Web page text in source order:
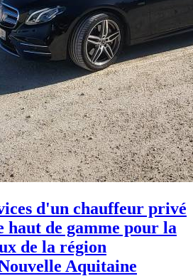
d'un chauffeur privé
haut de gamme pour la
de la région
Aquitaine